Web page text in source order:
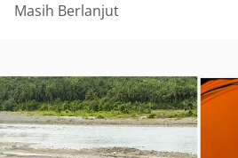
Masih Berlanjut